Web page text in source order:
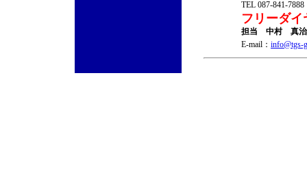
TEL 087-841-
フリーダ
担当 中村 真治
E-mail： info@tgs-